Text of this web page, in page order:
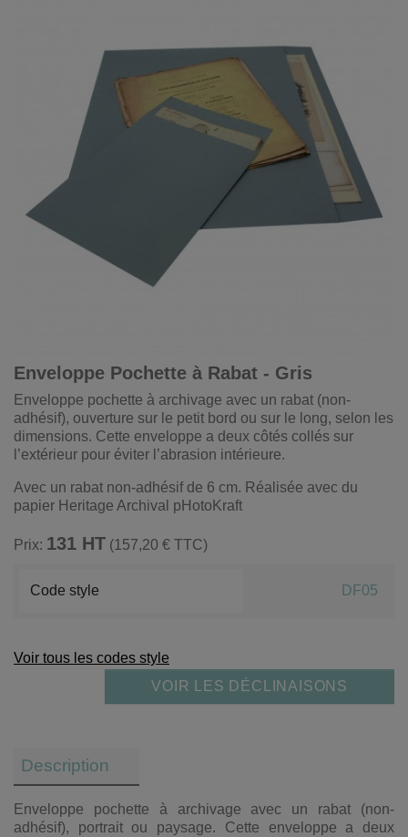
Enveloppe Pochette à Rabat - Gris
Enveloppe pochette à archivage avec un rabat (non-
adhésif), ouverture sur le petit bord ou sur le long, selon les
dimensions. Cette enveloppe a deux côtés collés sur
l’extérieur pour éviter l’abrasion intérieure.
Avec un rabat non-adhésif de 6 cm. Réalisée avec du
papier Heritage Archival pHotoKraft
Prix: 131 HT (157,20 € TTC)
Code style DF05
Voir tous les codes style
VOIR LES DÉCLINAISONS
Description
Enveloppe pochette à archivage avec un rabat (non-
adhésif), portrait ou paysage. Cette enveloppe a deux